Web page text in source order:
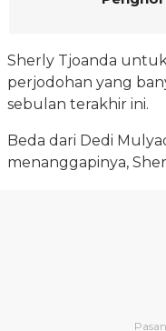
Sherly Tjoanda
perjodohan yang
sebulan terakhir ini.
Beda dari Dedi
menanggapinya,